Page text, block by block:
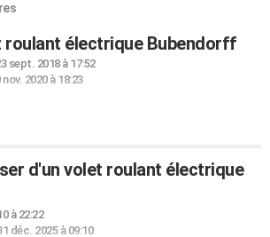
roulant électrique Bubendorff
sept. 2018 à 17:52
nov. 2020 à 18:23
d'un volet roulant électrique
à 22:22
déc. 2025 à 09:10